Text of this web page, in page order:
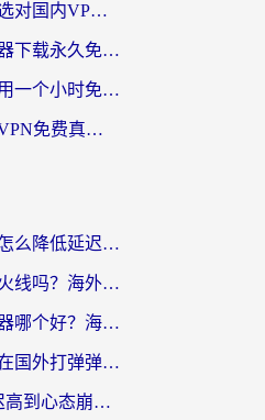
海外党必看：如何选对国内VPN，实现无缝访问国内资源？
海外党必看：加速器下载永久免费版真的存在吗？教你无缝访问国内资源的正确姿势
海外党自救指南：用一个小时免费加速器，轻松打破国内资源访问壁垒？
海外党必看：中国VPN免费真的靠谱吗？手把手教你选对回国加速器
国外玩流星蝴蝶剑怎么降低延迟？海外党必看的加速秘籍（含欧洲鸣潮&彩虹岛优化攻略）
在国外也能玩穿越火线吗？海外玩家国服游戏畅玩终极指南
美国率土之滨加速器哪个好？海外党国服游戏畅玩终极指南（附多游戏解决方案）
海外党必看：怎么在国外打弹弹堂不卡？番茄加速器亲测指南
英国崩坏学园2延迟高到心态崩？海外党国服游戏加速终极指南